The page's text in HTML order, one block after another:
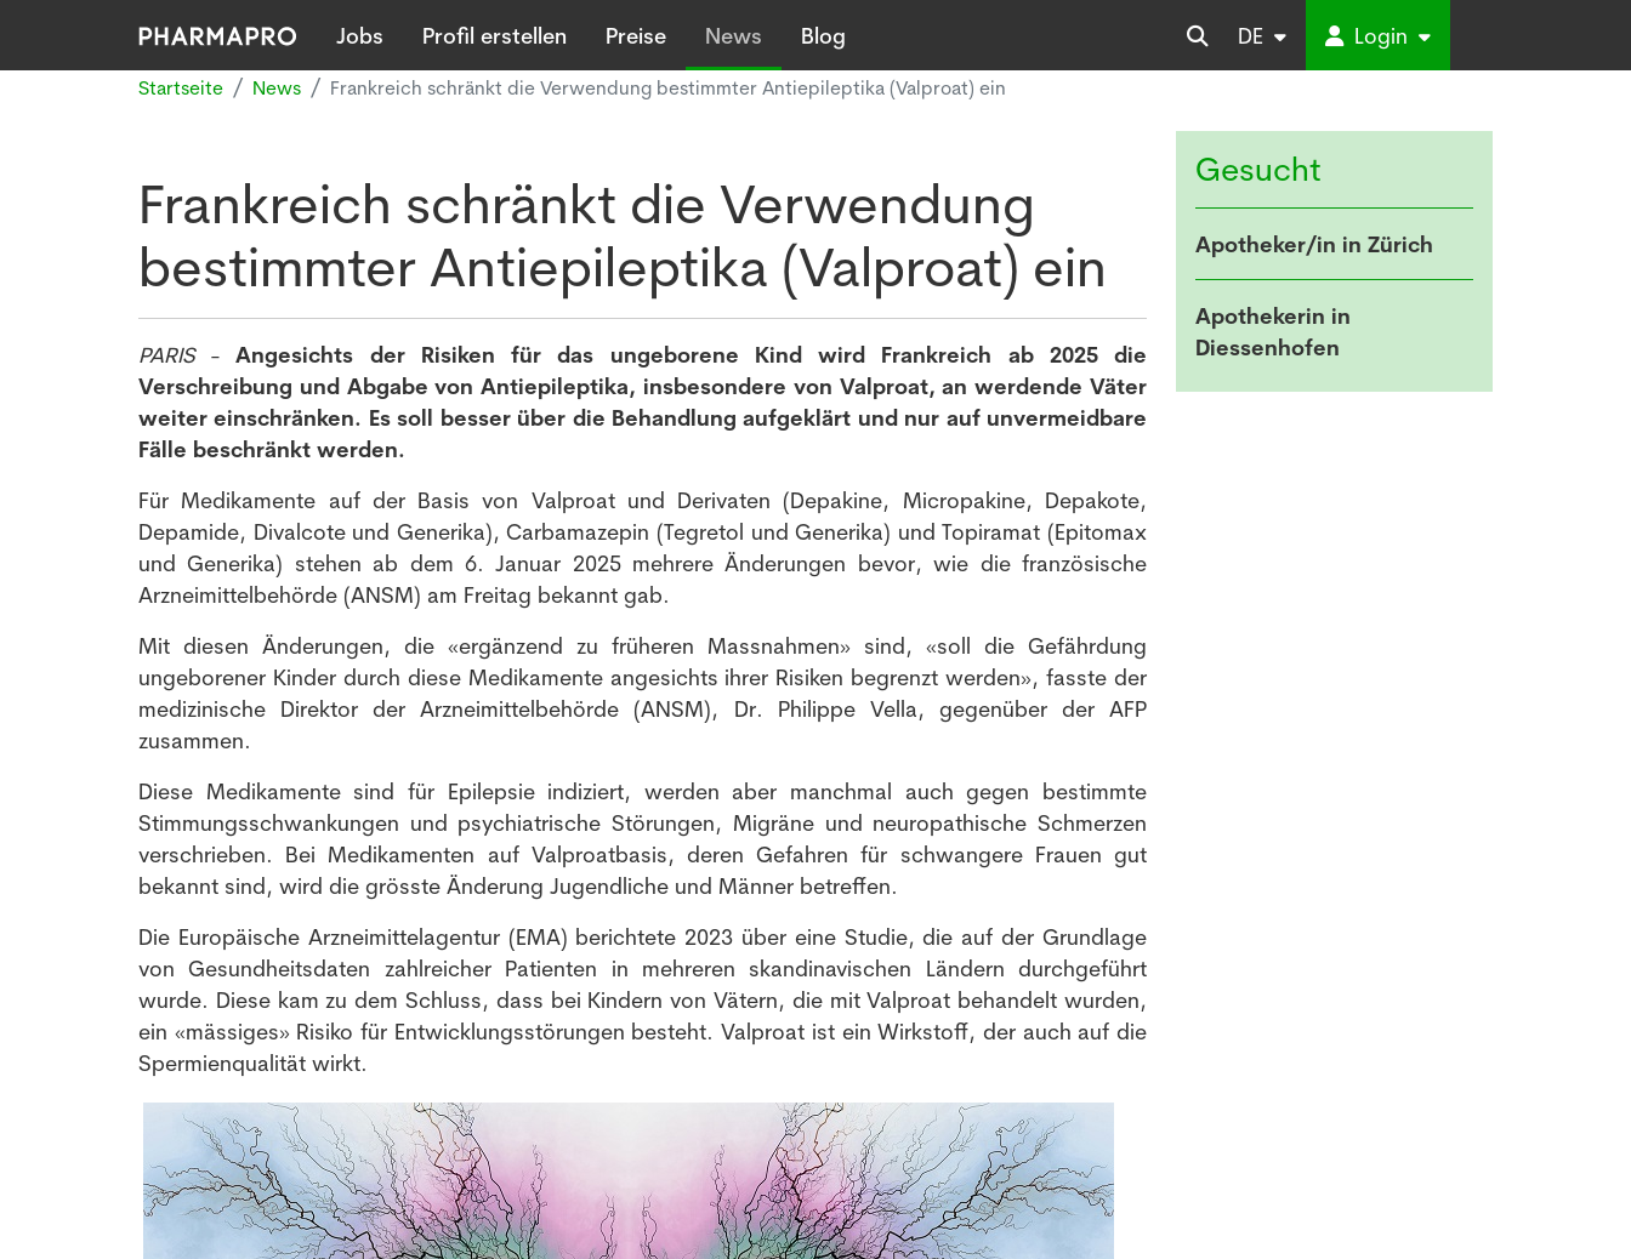
Jobs Profil erstellen Preise News Blog DE Login
Startseite News Frankreich schränkt die Verwendung bestimmter Antiepileptika (Valproat) ein
Frankreich schränkt die Verwendung
bestimmter Antiepileptika (Valproat) ein
PARIS-Angesichts der Risiken für das ungeborene Kind wird Frankreich ab 2025 die
Verschreibung und Abgabe von Antiepileptika, insbesondere von Valproat, an werdende Väter
weiter einschränken. Es soll besser über die Behandlung aufgeklärt und nur auf unvermeidbare
Fälle beschränkt werden.
Für Medikamente auf der Basis von Valproat und Derivaten (Depakine, Micropakine, Depakote,
Depamide, Divalcote und Generika), Carbamazepin (Tegretol und Generika) und Topiramat (Epitomax
und Generika) stehen ab dem 6. Januar 2025 mehrere Änderungen bevor, wie die französische
Arzneimittelbehörde (ANSM) am Freitag bekannt gab.
Mit diesen Änderungen, die «ergänzend zu früheren Massnahmen» sind, «soll die Gefährdung
ungeborener Kinder durch diese Medikamente angesichts ihrer Risiken begrenzt werden», fasste der
medizinische Direktor der Arzneimittelbehörde (ANSM), Dr. Philippe Vella, gegenüber der AFP
zusammen.
Diese Medikamente sind für Epilepsie indiziert, werden aber manchmal auch gegen bestimmte
Stimmungsschwankungen und psychiatrische Störungen, Migräne und neuropathische Schmerzen
verschrieben. Bei Medikamenten auf Valproatbasis, deren Gefahren für schwangere Frauen gut
bekannt sind, wird die grösste Änderung Jugendliche und Männer betreffen.
Die Europäische Arzneimittelagentur (EMA) berichtete 2023 über eine Studie, die auf der Grundlage
von Gesundheitsdaten zahlreicher Patienten in mehreren skandinavischen Ländern durchgeführt
wurde. Diese kam zu dem Schluss, dass bei Kindern von Vätern, die mit Valproat behandelt wurden,
ein «mässiges» Risiko für Entwicklungsstörungen besteht. Valproat ist ein Wirkstoff, der auch auf die
Spermienqualität wirkt.
Gesucht
Apotheker/in in Zürich
Apothekerin in
Diessenhofen